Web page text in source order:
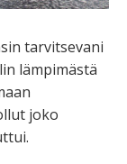
tarvitsevani
lämpimästä
joko